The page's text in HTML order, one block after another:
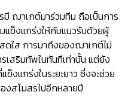
มี ฌาเกต์มาร่วมทีม ถือเป็นการ
แข็งแกร่งให้กับแนวรับด้วยผู้
ดใส การมาถึงของฌาเกต์ไม่
สริมทัพในทันทีเท่านั้น แต่ยัง
งแกร่งในระยะยาว ซึ่งจะช่วย
งสโมสรไปอีกหลายปี